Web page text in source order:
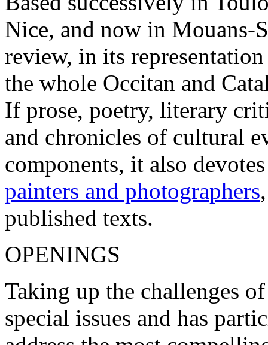
Nice, and now in Mouans-
review, in its
the whole Occitan and
If prose, poetry, literary
and chronicles of cultural
components, it also
painters and photographers
published texts.
OPENINGS
Taking up the challenges
special issues and has